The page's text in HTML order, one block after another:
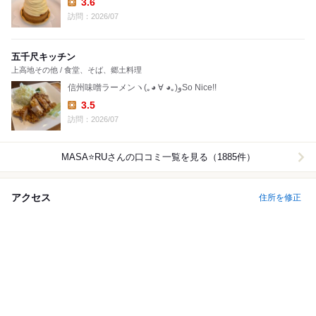
Lunch:
訪問：2026/07
五千尺キッチン
上高地その他 / 食堂、そば、郷土料理
信州味噌ラーメンヽ(｡◕ ∀ ◕｡)وSo Nice!!
Lunch:
3.5
訪問：2026/07
MASA⭐️RUさんの口コミ一覧を見る（1885件）
アクセス 住所を修正